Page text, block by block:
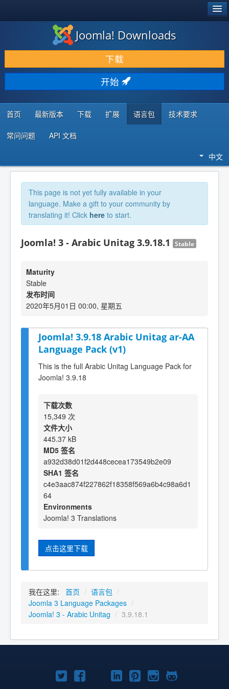
下载 & 扩展
发现 & 学习
社区 & 支持
开发者资源
Joomla! Downloads
下载
开始
首页 最新版本 下载 扩展 语言包 技术要求
常问问题 API 文档
中文
This page is not yet fully available in your
language. Make a gift to your community by
translating it! Click here to start.
Joomla! 3 - Arabic Unitag 3.9.18.1 Stable
Maturity
Stable
发布时间
2020年5月01日 00:00, 星期五
Joomla! 3.9.18 Arabic Unitag ar-AA
Language Pack (v1)
This is the full Arabic Unitag Language Pack for
Joomla! 3.9.18
下载次数
15,349 次
文件大小
445.37 kB
MD5 签名
a932d38d01f2d448cecea173549b2e09
SHA1 签名
c4e3aac874f227862f18358f569a6b4c98a6d1
64
Environments
Joomla! 3 Translations
点击这里下载
我在这里: 首页 / 语言包 /
Joomla 3 Language Packages /
Joomla! 3 - Arabic Unitag / 3.9.18.1
TwitterFacebookYouTube
LinkedIn
Pinterest
Instagram
GitHub